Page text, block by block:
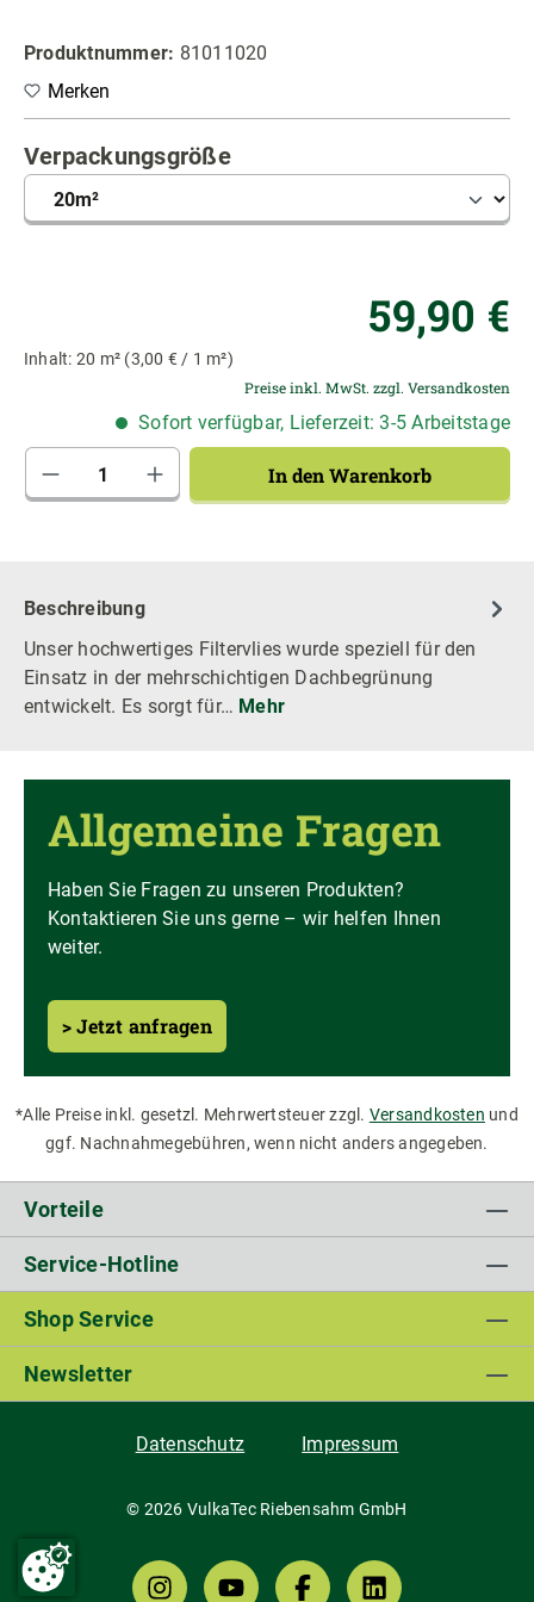
Produktnummer: 81011020
Merken
Verpackungsgrößeauswählen
59,90 €
Inhalt: 20 m² (3,00 € / 1 m²)
Preise inkl. MwSt. zzgl. Versandkosten
Sofort verfügbar, Lieferzeit: 3-5 Arbeitstage
Produkt Anzahl: Gib den gewünschten
In den Warenkorb
Beschreibung
Unser hochwertiges Filtervlies wurde speziell für den
Einsatz in der mehrschichtigen Dachbegrünung
entwickelt. Es sorgt für… Mehr
Allgemeine Fragen
Haben Sie Fragen zu unseren Produkten?
Kontaktieren Sie uns gerne – wir helfen Ihnen
weiter.
> Jetzt anfragen
*Alle Preise inkl. gesetzl. Mehrwertsteuer zzgl. Versandkosten und
ggf. Nachnahmegebühren, wenn nicht anders angegeben.
Vorteile
Service-Hotline
Shop Service
Newsletter
Datenschutz Impressum
© 2026 VulkaTec Riebensahm GmbH